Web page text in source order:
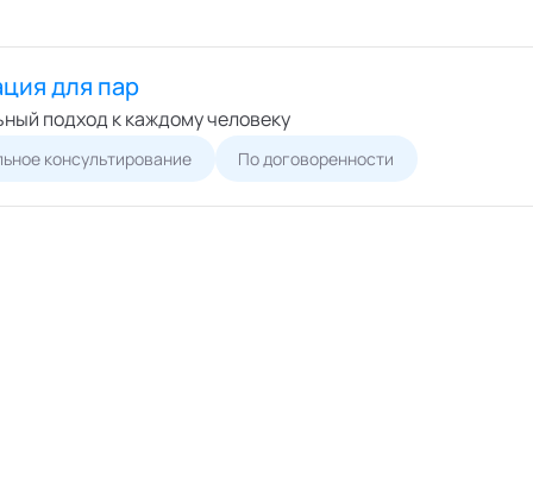
для пар
подход к каждому человеку
консультирование По договоренности